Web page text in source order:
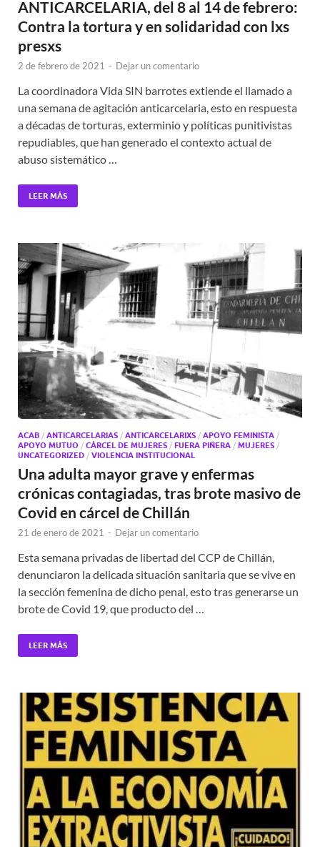
ANTICARCELARIA, del 8 al 14 de febrero:
Contra la tortura y en solidaridad con lxs
presxs
2 de febrero de 2021 - Dejar un comentario
La coordinadora Vida SIN barrotes extiende el llamado a
una semana de agitación anticarcelaria, esto en respuesta
a décadas de torturas, exterminio y políticas punitivistas
repudiables, que han generado el contexto actual de
abuso sistemático …
LEER MÁS
ACAB / ANTICARCELARIAS / ANTICARCELARIXS / APOYO FEMINISTA /
APOYO MUTUO / CÁRCEL DE MUJERES / FUERA PIÑERA / MUJERES /
UNCATEGORIZED / VIOLENCIA INSTITUCIONAL
Una adulta mayor grave y enfermas
crónicas contagiadas, tras brote masivo de
Covid en cárcel de Chillán
21 de enero de 2021 - Dejar un comentario
Esta semana privadas de libertad del CCP de Chillán,
denunciaron la delicada situación sanitaria que se vive en
la sección femenina de dicho penal, esto tras generarse un
brote de Covid 19, que producto del …
LEER MÁS